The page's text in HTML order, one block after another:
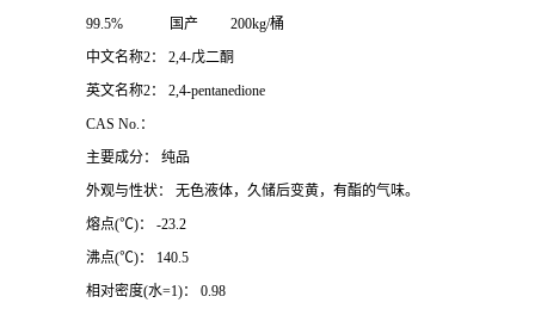
99.5% 国产 200kg/桶
中文名称2： 2,4-戊二酮
英文名称2： 2,4-pentanedione
CAS No.：
主要成分： 纯品
外观与性状： 无色液体，久储后变黄，有酯的气味。
熔点(℃)： -23.2
沸点(℃)： 140.5
相对密度(水=1)： 0.98